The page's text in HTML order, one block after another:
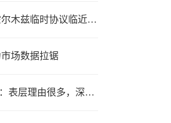
美伊迎来缓和窗口 霍尔木兹临时协议临近落地
场数据拉锯
非农前黄金暴力拉升：表层理由很多，深层逻辑却让人困惑